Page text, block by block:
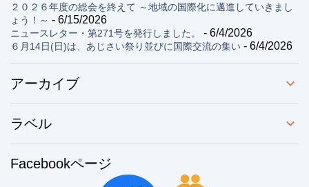
２０２６年度の総会を終えて ～地域の国際化に邁進していきまし
ょう！～ - 6/15/2026
ニュースレター・第271号を発行しました。 - 6/4/2026
６月14日(日)は、あじさい祭り並びに国際交流の集い - 6/4/2026
アーカイブ
ラベル
Facebookページ